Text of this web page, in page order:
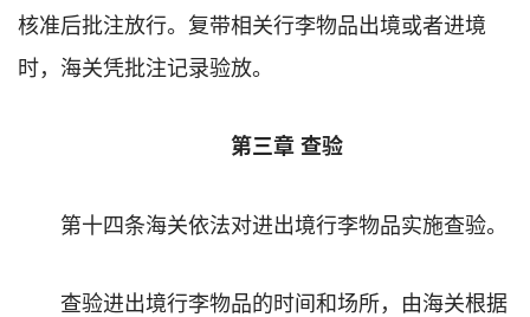
核准后批注放行。复带相关行李物品出境或者进境
时，海关凭批注记录验放。
第三章 查验
第十四条海关依法对进出境行李物品实施查验。
查验进出境行李物品的时间和场所，由海关根据